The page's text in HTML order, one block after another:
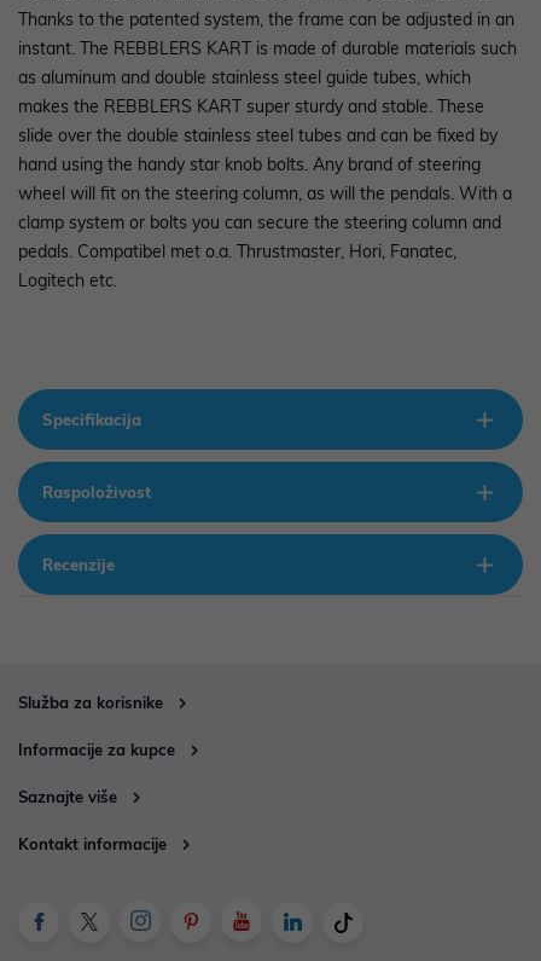
Thanks to the patented system, the frame can be adjusted in an
instant. The REBBLERS KART is made of durable materials such
as aluminum and double stainless steel guide tubes, which
makes the REBBLERS KART super sturdy and stable. These
slide over the double stainless steel tubes and can be fixed by
hand using the handy star knob bolts. Any brand of steering
wheel will fit on the steering column, as will the pendals. With a
clamp system or bolts you can secure the steering column and
pedals. Compatibel met o.a. Thrustmaster, Hori, Fanatec,
Logitech etc.
Specifikacija
Raspoloživost
Recenzije
Služba za korisnike
Informacije za kupce
Saznajte više
Kontakt informacije